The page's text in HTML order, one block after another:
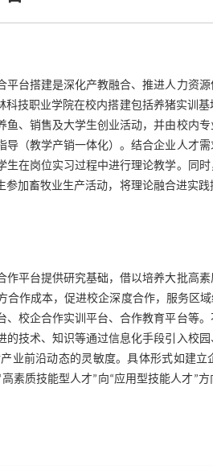
台搭建是深化产教融合、推进人力资
科技职业学院在校内搭建包括养猪实训
、销售及大学生创业活动，并由校内专
（教学产销一体化）。结合企业人才
在岗位实习过程中进行理论教学。同
加畜牧业生产活动，将理论融合进实
平台提供研究基础，借以培养大批高
作成本，促进校企深度合作，服务区
校企合作实训平台、合作教育平台等
技术、知识等通过信息化手段引入校园
业前沿动态的灵敏度。具体形式如建
素质技能型人才”向“应用型技能人才”